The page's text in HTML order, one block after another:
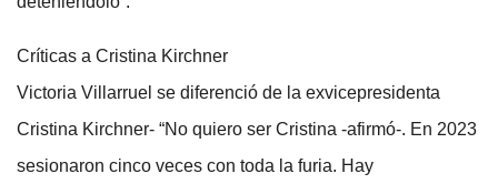
Críticas a Cristina Kirchner
Victoria Villarruel se diferenció de la exvicepresidenta
Cristina Kirchner- “No quiero ser Cristina -afirmó-. En 2023
sesionaron cinco veces con toda la furia. Hay